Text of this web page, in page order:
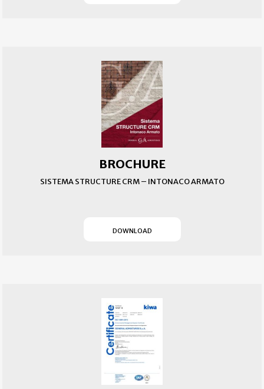
BROCHURE
SISTEMA STRUCTURE CRM – INTONACO ARMATO
DOWNLOAD(SI APRE IN UN NUOVO